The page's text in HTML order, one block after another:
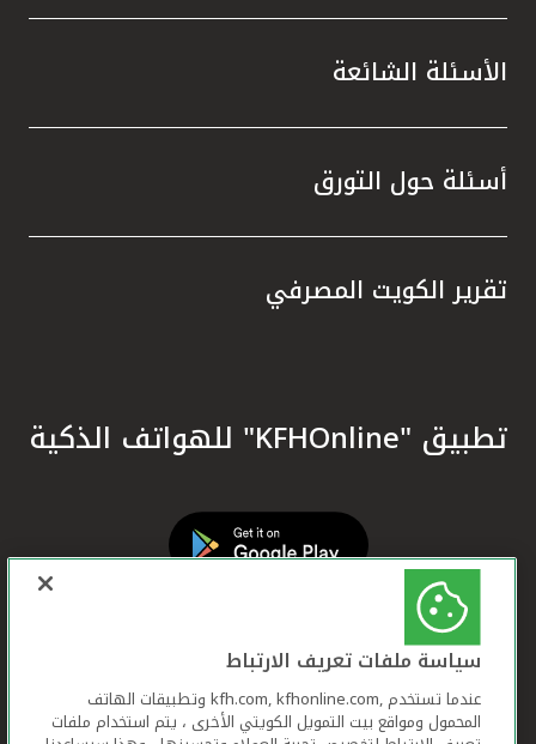
الأسئلة الشائعة
أسئلة حول التورق
تقرير الكويت المصرفي
تطبيق "KFHOnline" للهواتف الذكية
سياسة ملفات تعريف الارتباط
عندما تستخدم ,kfh.com, kfhonline.com وتطبيقات الهاتف
المحمول ومواقع بيت التمويل الكويتي الأخرى ، يتم استخدام ملفات